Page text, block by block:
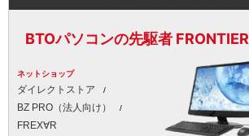
BTOパソコンの先駆者 FRONTIER
ネットショップ
ダイレクトストア
BZ PRO（法人向け）
FREX∀R